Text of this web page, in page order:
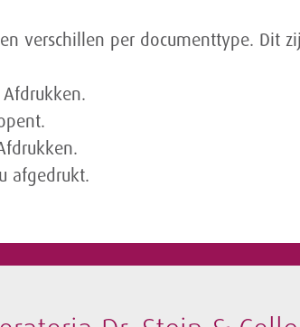
verschillen per documenttype. Dit
afgedrukt.